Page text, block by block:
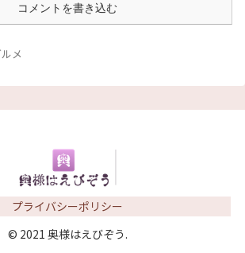
コメントを書き込む
メ
プライバシーポリシー
© 2021 奥様はえびぞう.